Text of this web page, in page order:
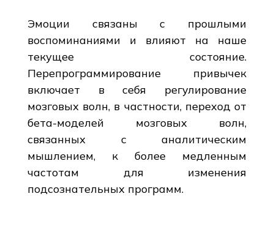
Эмоции связаны с прошлыми
воспоминаниями и влияют на наше
текущее состояние.
Перепрограммирование привычек
включает в себя регулирование
мозговых волн, в частности, переход от
бета-моделей мозговых волн,
связанных с аналитическим
мышлением, к более медленным
частотам для изменения
подсознательных программ.